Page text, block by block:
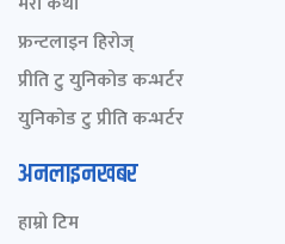
फ्रन्टलाइन हिरोज्
प्रीति टु युनिकोड कन्भर्टर
युनिकोड टु प्रीति कन्भर्टर
अनलाइनखबर
हाम्रो टिम